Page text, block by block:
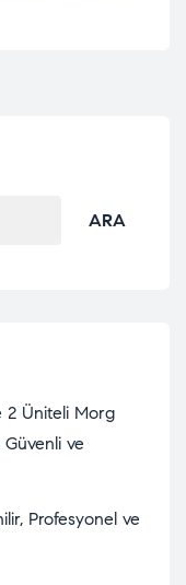
ARA
2 Üniteli Morg
Güvenli ve
Profesyonel ve